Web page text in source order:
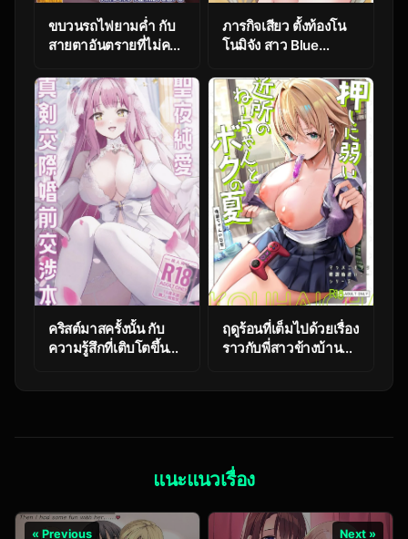
ขบวนรถไฟยามค่ำ กับ
สายตาอันตรายที่ไม่ควร
[ClimbCrown]
Nakadashi Oji-san ni
Nerawareta Mesu wa
Nigeru Koto ga
Dekinai
ภารกิจเสียว ตั้งท้องโน
โนมิจัง สาว Blue
[Nekolovelandou
(Nekojima)] Nonomi-
chan o Haramaseru
Hon Knocking Up
Nonomi-chan (Blue
Archive)
คริสต์มาสครั้งนั้น กับ
ความรู้สึกที่เติบโตขึ้น
(Blue Archive)
ฤดูร้อนที่เต็มไปด้วยเรื่อง
ราวกับพี่สาวข้างบ้าน
no Natsu ~Kouhai-
chan no Nichijou~
แนะแนวเรื่อง
« Previous Next »